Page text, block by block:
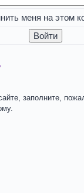
меня на этом
заполните,